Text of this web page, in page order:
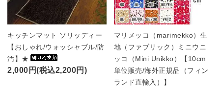
キッチンマット ソリッディー
【おしゃれ/ウォッシャブル/防
汚】★
2,000円(税込2,200円)
マリメッコ（marimekko）生
地（ファブリック）ミニウニ
ッコ（Mini Unikko）【10cm
単位販売/海外正規品（フィン
ランド直輸入）】